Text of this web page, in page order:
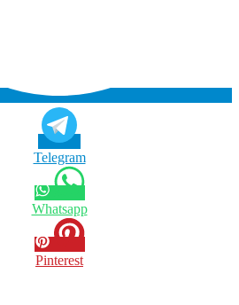
Telegram
Whatsapp
Pinterest